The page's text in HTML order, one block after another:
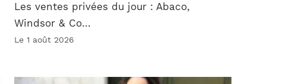
Les ventes privées du jour : Abaco,
Windsor & Co…
Le 1 août 2026